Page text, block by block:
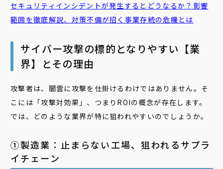
セキュリティ インシデントが発生するとどうなるか？影響
範囲を徹底解説、対策不備が招く事業存続の危機とは
サイバー攻撃の標的となりやすい【業
界】とその理由
攻撃者は、闇雲に攻撃を仕掛けるわけではありません。そ
こには「攻撃対効果」、つまりROIの概念が存在します。
では、どのような業界が特に狙われやすいのでしょうか。
①製造業：止まらない工場、狙われるサプラ
イチェーン